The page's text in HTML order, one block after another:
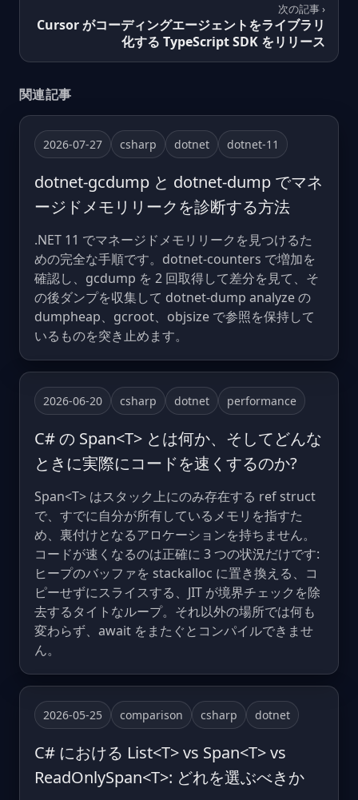
次の記事 ›
Cursor がコーディングエージェントをライブラリ
化する TypeScript SDK をリリース
関連記事
2026-07-27 csharp dotnet dotnet-11
dotnet-gcdump と dotnet-dump でマネ
ージドメモリリークを診断する方法
.NET 11 でマネージドメモリリークを見つけるた
めの完全な手順です。dotnet-counters で増加を
確認し、gcdump を 2 回取得して差分を見て、そ
の後ダンプを収集して dotnet-dump analyze の
dumpheap、gcroot、objsize で参照を保持して
いるものを突き止めます。
2026-06-20 csharp dotnet performance
C# の Span<T> とは何か、そしてどんな
ときに実際にコードを速くするのか?
Span<T> はスタック上にのみ存在する ref struct
で、すでに自分が所有しているメモリを指すた
め、裏付けとなるアロケーションを持ちません。
コードが速くなるのは正確に 3 つの状況だけです:
ヒープのバッファを stackalloc に置き換える、コ
ピーせずにスライスする、JIT が境界チェックを除
去するタイトなループ。それ以外の場所では何も
変わらず、await をまたぐとコンパイルできませ
ん。
2026-05-25 comparison csharp dotnet
C# における List<T> vs Span<T> vs
ReadOnlySpan<T>: どれを選ぶべきか